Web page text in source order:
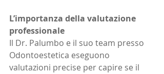
L’importanza della valutazione
professionale
Il Dr. Palumbo e il suo team presso
Odontoestetica eseguono
valutazioni precise per capire se il